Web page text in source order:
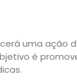
uma ação
é